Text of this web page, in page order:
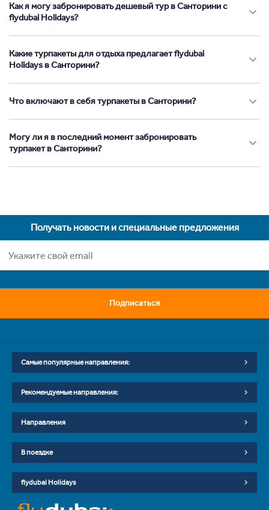
Как я могу забронировать дешевый тур в Санторини с
flydubai Holidays?
Какие турпакеты для отдыха предлагает flydubai
Holidays в Санторини?
Что включают в себя турпакеты в Санторини?
Могу ли я в последний момент забронировать
турпакет в Санторини?
Получать новости и специальные предложения
Подписаться
Самые популярные направления:
Рекомендуемые направления:
Направления
В поездке
flydubai Holidays